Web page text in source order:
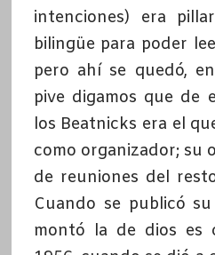
intenciones) era
bilingüe para poder
pero ahí se quedó,
pive digamos que de
los Beatnicks era el
como organizador; su
de reuniones del
Cuando se publicó su
montó la de dios es